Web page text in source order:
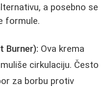
a posebno se
formule.
Burner): Ova krema
cirkulaciju. Često
za borbu protiv